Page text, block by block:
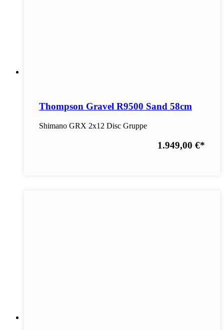
Thompson Gravel R9500 Sand 58cm
Shimano GRX 2x12 Disc Gruppe
1.949,00 €*